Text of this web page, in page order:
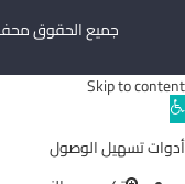
جميع الحقوق
Skip to content
Open
toolbar
أدوات تسهيل الوصول